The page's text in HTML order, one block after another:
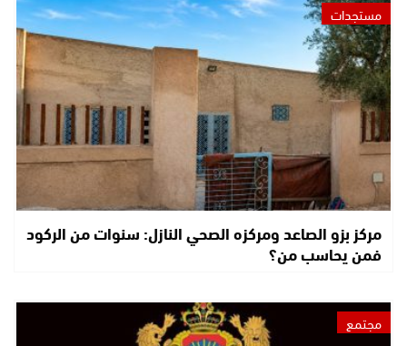
مستجدات
مركز بزو الصاعد ومركزه الصحي النازل: سنوات من الركود
فمن يحاسب من؟
مجتمع